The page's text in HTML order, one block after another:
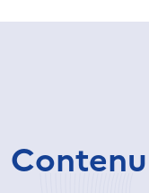
Contenu